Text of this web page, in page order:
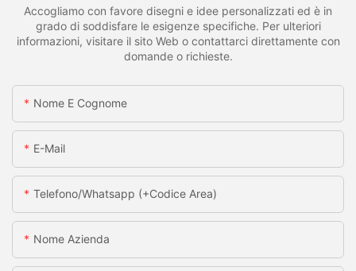
Accogliamo con favore disegni e idee personalizzati ed è in
grado di soddisfare le esigenze specifiche. Per ulteriori
informazioni, visitare il sito Web o contattarci direttamente con
domande o richieste.
Nome E Cognome
E-Mail
Telefono/whatsapp (+codice Area)
Nome Azienda